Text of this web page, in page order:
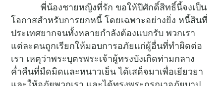
พี่น้องชายหญิงที่รัก ขอให้ปีศักดิ์สิทธิ์นี้จงเป็น
โอกาสสำหรับการยกหนี้ โดยเฉพาะอย่างยิ่ง หนี้สินที่
ประเทศยากจนทั้งหลายกำลังต้องแบกรับ พวกเรา
แต่ละคนถูกเรียกให้มอบการอภัยแก่ผู้อื่นที่ทำผิดต่อ
เรา เหตุว่าพระบุตรพระเจ้าผู้ทรงบังเกิดท่ามกลาง
ค่ำคืนที่มืดมิดและหนาวเย็น ได้เสด็จมาเพื่อเยียวยา